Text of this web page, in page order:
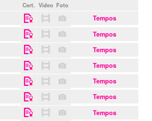
Cert. Video Foto
Tempos
Tempos
Tempos
Tempos
Tempos
Tempos
Tempos